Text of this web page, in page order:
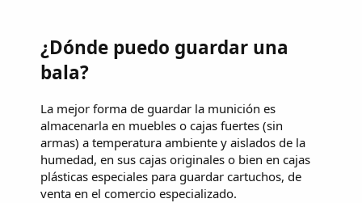
¿Dónde puedo guardar una
bala?
La mejor forma de guardar la munición es
almacenarla en muebles o cajas fuertes (sin
armas) a temperatura ambiente y aislados de la
humedad, en sus cajas originales o bien en cajas
plásticas especiales para guardar cartuchos, de
venta en el comercio especializado.